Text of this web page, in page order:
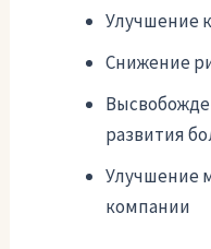
Улучшение
Снижение
развития
Улучшение
компании